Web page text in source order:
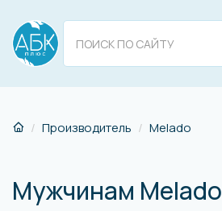
Производитель Melado
Мужчинам Melado